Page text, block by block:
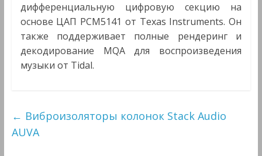
дифференциальную цифровую секцию на
основе ЦАП PCM5141 от Texas Instruments. Он
также поддерживает полные рендеринг и
декодирование MQA для воспроизведения
музыки от Tidal.
← Виброизоляторы колонок Stack Audio
AUVA